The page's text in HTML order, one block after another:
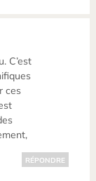
C’est
ces
RÉPONDRE